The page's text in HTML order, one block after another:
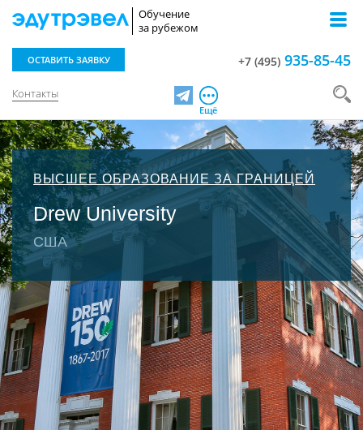
Обучение
за рубежом
Контакты
ОСТАВИТЬ ЗАЯВКУ +7 (495) 935-85-45
TelegramЕщё
ВЫСШЕЕ ОБРАЗОВАНИЕ ЗА ГРАНИЦЕЙ
Drew University
США